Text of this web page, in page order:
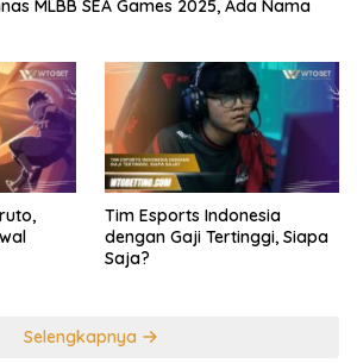
MLBB SEA Games 2025, Ada Nama
Tim Esports Indonesia
dengan Gaji Tertinggi, Siapa
Saja?
Selengkapnya